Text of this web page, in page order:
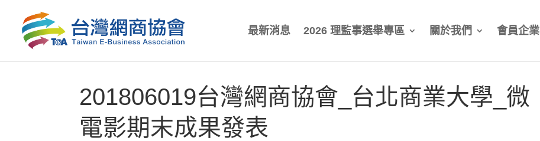
最新消息 2026 理監事選舉專區 關於我們 會員企業
201806019台灣網商協會_台北商業大學_微
電影期末成果發表